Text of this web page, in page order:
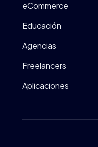
eCommerce
Educación
Agencias
Freelancers
Aplicaciones